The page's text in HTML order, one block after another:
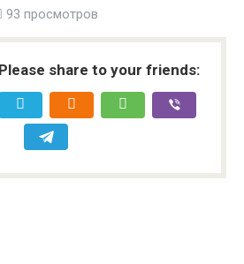
93 просмотров
share to your friends: